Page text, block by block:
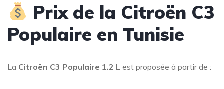
Prix de la Citroën C3
Populaire en Tunisie
La Citroën C3 Populaire 1.2 L est proposée à partir de :